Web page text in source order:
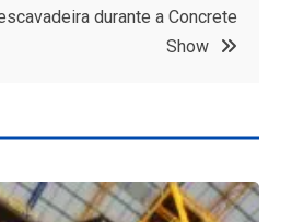
durante a Concrete
Show